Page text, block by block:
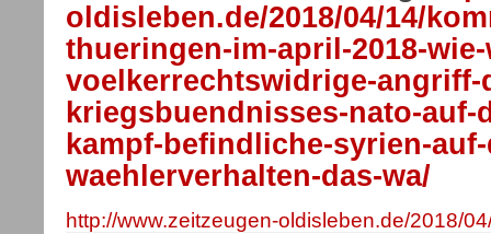
oldisleben.de/2018/04/14/
thueringen-im-april-2018-
voelkerrechtswidrige-angriff-
kriegsbuendnisses-nato-auf-
kampf-befindliche-syrien-
waehlerverhalten-das-wa/
http://www.zeitzeugen-oldisleben.de/2018/